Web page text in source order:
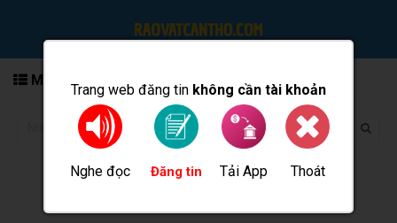
Trang web đăng tin không cần tài khoản
Nghe đọc Đăng tin Tải App Thoát
MENU